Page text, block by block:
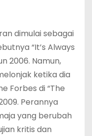
dimulai sebagai
“It’s Always
2006. Namun,
ketika dia
Forbes di “The
Perannya
yang berubah
kritis dan